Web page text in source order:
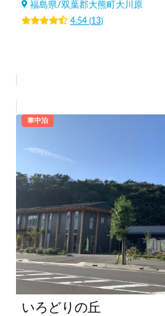
福島県/双葉郡大熊町大川原
4.54(13)
車中泊
いろどりの丘